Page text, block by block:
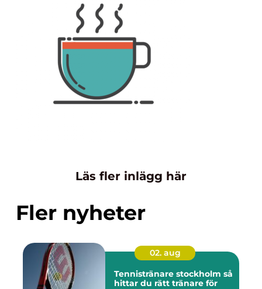
Läs fler inlägg här
Fler nyheter
02. aug
Tennistränare stockholm så
hittar du rätt tränare för